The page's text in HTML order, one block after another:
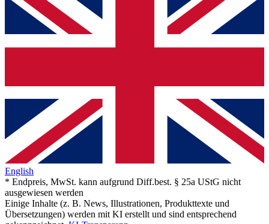
English
* Endpreis, MwSt. kann aufgrund Diff.best. § 25a UStG nicht
ausgewiesen werden
Einige Inhalte (z. B. News, Illustrationen, Produkttexte und
Übersetzungen) werden mit KI erstellt und sind entsprechend